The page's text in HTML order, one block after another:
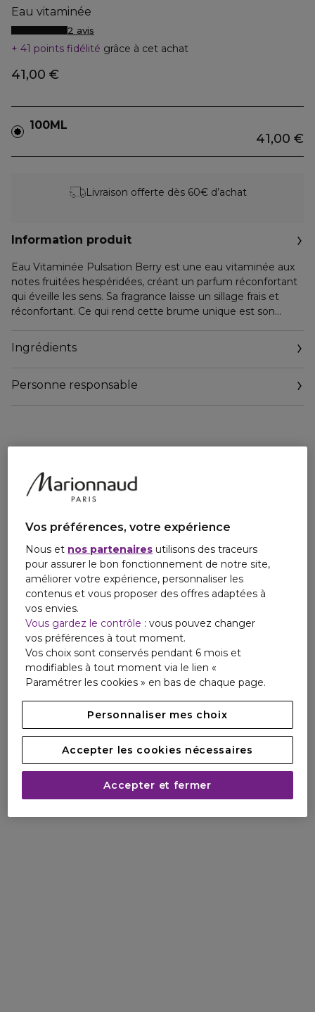
Eau vitaminée
2 avis
41 points fidélité grâce à cet achat
41,00 €
100ML
41,00 €
Livraison offerte dès 60€ d’achat
Information produit
Eau Vitaminée Pulsation Berry est une eau vitaminée aux
notes fruitées hespéridées, créant un parfum réconfortant
qui éveille les sens. Sa fragrance laisse un sillage frais et
réconfortant. Ce qui rend cette brume unique est son
chaleureuses. En tête, la bergamote et l'orange amère
offrent une ouverture lumineuse et pétillante. Le coeur
juteux et vibrant. Le bois de cèdre en note de fond apporte
cèdre Famille olfactive : Fruité Hespéridé L'Eau Vitaminée
de soins corporels. Associez-la au Lait Corporel Collagen Fit
réputé pour sa formule raffermissante aux notes de vanille,
de bergamote et de pistache. Appliquée en superposition,
enveloppant, créant un parfum chaleureux irrésistible.
Ingrédients
Personne responsable
Vos préférences, votre expérience
Nous et nos partenaires utilisons des traceurs
pour assurer le bon fonctionnement de notre site,
améliorer votre expérience, personnaliser les
contenus et vous proposer des offres adaptées à
vos envies.
Vous gardez le contrôle : vous pouvez changer
vos préférences à tout moment.
Vos choix sont conservés pendant 6 mois et
modifiables à tout moment via le lien «
Paramétrer les cookies » en bas de chaque page.
Personnaliser mes choix
Accepter les cookies nécessaires
Accepter et fermer